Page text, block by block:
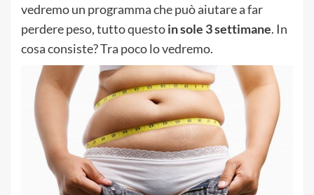
vedremo un programma che può aiutare a far
perdere peso, tutto questoin sole 3 settimane. In
cosa consiste? Tra poco lo vedremo.